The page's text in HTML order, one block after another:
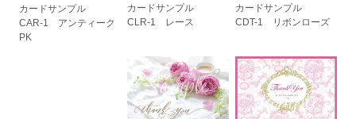
カードサンプル
CAR-1 アンティーク
PK
カードサンプル
CLR-1 レース
カードサンプル
CDT-1 リボンローズ